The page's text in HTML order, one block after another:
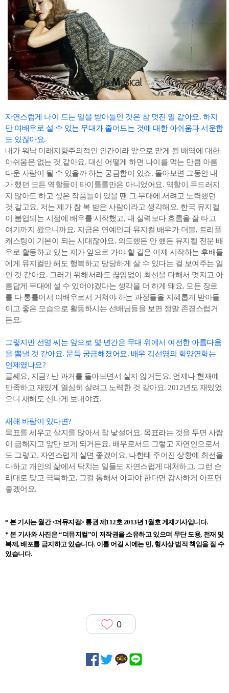
자연스럽게 나이 드는 일을 받아들인 것은 참 멋진 일 같아요. 하지
만 여배우로 설 수 있는 무대가 줄어드는 것에 대한 아쉬움과 서운함
도 있잖아요.
내가 워낙 미래지향주의적인 인간이라 앞으로 맡게 될 배역에 대한
아쉬움은 없는 것 같아요. 대신 어떻게 하면 나이를 먹는 만큼 아름
다운 사람이 될 수 있을까 하는 궁금함이 있죠. 돌아보면 그동안 내
가 했던 모든 역할들이 타이틀롤만은 아니었어요. 역할이 두드러지
지 않아도 하고 싶은 작품들이 있을 땐 그 무대에 서려고 노력했던
것 같고요. 저는 제가 참 복 받은 사람이라고 생각해요. 한국 뮤지컬
이 붐업되는 시점에 배우를 시작했고, 내 실력보다 흐름을 잘 타고
여기까지 왔으니까요. 지금은 연예인과 뮤지컬 배우가 더블, 트리플
캐스팅이 기본이 되는 시대잖아요. 의도했든 안 했든 뮤지컬 전문 배
우로 활동하고 있는 제가 앞으로 가야 할 길은 이제 시작하는 후배들
에게 뮤지컬만 해도 행복하고 당당하게 살 수 있다는 걸 보여주는 일
인 것 같아요. 그러기 위해서라도 끊임없이 최선을 다해서 멋지고 아
름답게 무대에 설 수 있어야겠다는 생각을 더 하게 돼요. 모든 장르
를 다 통틀어서 여배우로서 거쳐야 하는 과정들을 지혜롭게 받아들
이고 좋은 모습으로 활동하시는 선배님들을 보면 정말 존경스럽거
든요.
그렇지만 선영 씨는 앞으로 몇 년간은 무대 위에서 여전한 아름다움
을 뽐낼 것 같아요. 문득 궁금해졌어요. 배우 김선영의 화양연화는
언제였나요?
글쎄요, 지금? 난 과거를 돌아보면서 살지 않거든요. 언제나 현재에
만족하고 재밌게 열심히 살려고 노력한 것 같아요. 2012년도 재밌었
으니 새해도 신나게 보내야죠.
새해 바람이 있다면?
목표를 세우고 살지를 않아서 참 낯설어요. 목표라는 것을 두면 사람
이 급해지고 앞만 보게 되거든요. 배우로서도 그렇고 자연인으로서
도 그렇고. 자연스럽게 살면 좋겠어요. 나한테 주어진 상황에 최선을
다하고 개인의 삶에서 닥치는 일들도 자연스럽게 대처하고. 그런 순
리대로 맞고 극복하고, 그걸 통해서 아파야 한다면 감사하게 아프면
좋겠어요.
* 본 기사는 월간 <더뮤지컬> 통권 제112호 2013년 1월호 게재기사입니다.
* 본 기사와 사진은 “더뮤지컬”이 저작권을 소유하고 있으며 무단 도용, 전재 및
복제, 배포를 금지하고 있습니다. 이를 어길 시에는 민, 형사상 법적 책임을 질 수
있습니다.
0